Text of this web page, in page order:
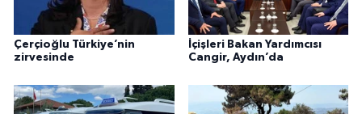
Çerçioğlu Türkiye’nin
zirvesinde
İçişleri Bakan Yardımcısı
Cangir, Aydın’da